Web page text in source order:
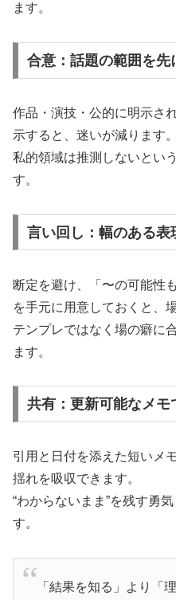
ます。
合意：話題の範囲を先
作品・演技・公的に明示さ
示すると、迷いが減ります。
私的領域は推測しないとい
す。
言い回し：幅のある表
断定を避け、「〜の可能性
を手元に用意しておくと、
テンプレではなく場の癖に
ます。
共有：更新可能なメモ
引用と日付を添えた短いメ
揺れを吸収できます。
“わからないまま”を残す勇
す。
「結果を知る」より「